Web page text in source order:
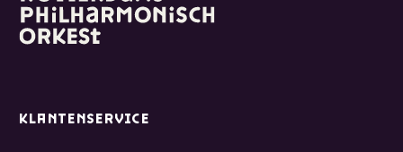
KLANTENSERVICE